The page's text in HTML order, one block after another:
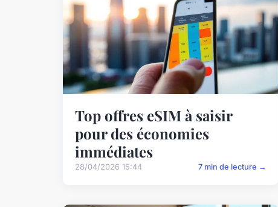
Top offres eSIM à saisir
pour des économies
immédiates
28/04/2026 15:44 7 min de lecture →